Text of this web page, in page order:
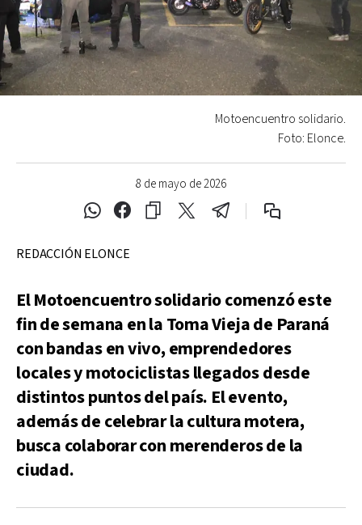
8 de mayo de 2026
Motoencuentro solidario.
Foto: Elonce.
REDACCIÓN ELONCE
El Motoencuentro solidario comenzó este
fin de semana en la Toma Vieja de Paraná
con bandas en vivo, emprendedores
locales y motociclistas llegados desde
distintos puntos del país. El evento,
además de celebrar la cultura motera,
busca colaborar con merenderos de la
ciudad.